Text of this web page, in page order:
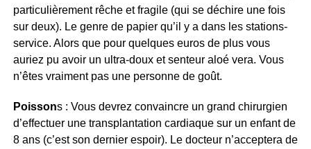
particulièrement rêche et fragile (qui se déchire une fois
sur deux). Le genre de papier qu’il y a dans les stations-
service. Alors que pour quelques euros de plus vous
auriez pu avoir un ultra-doux et senteur aloé vera. Vous
n’êtes vraiment pas une personne de goût.
Poissons : Vous devrez convaincre un grand chirurgien
d’effectuer une transplantation cardiaque sur un enfant de
8 ans (c’est son dernier espoir). Le docteur n’acceptera de